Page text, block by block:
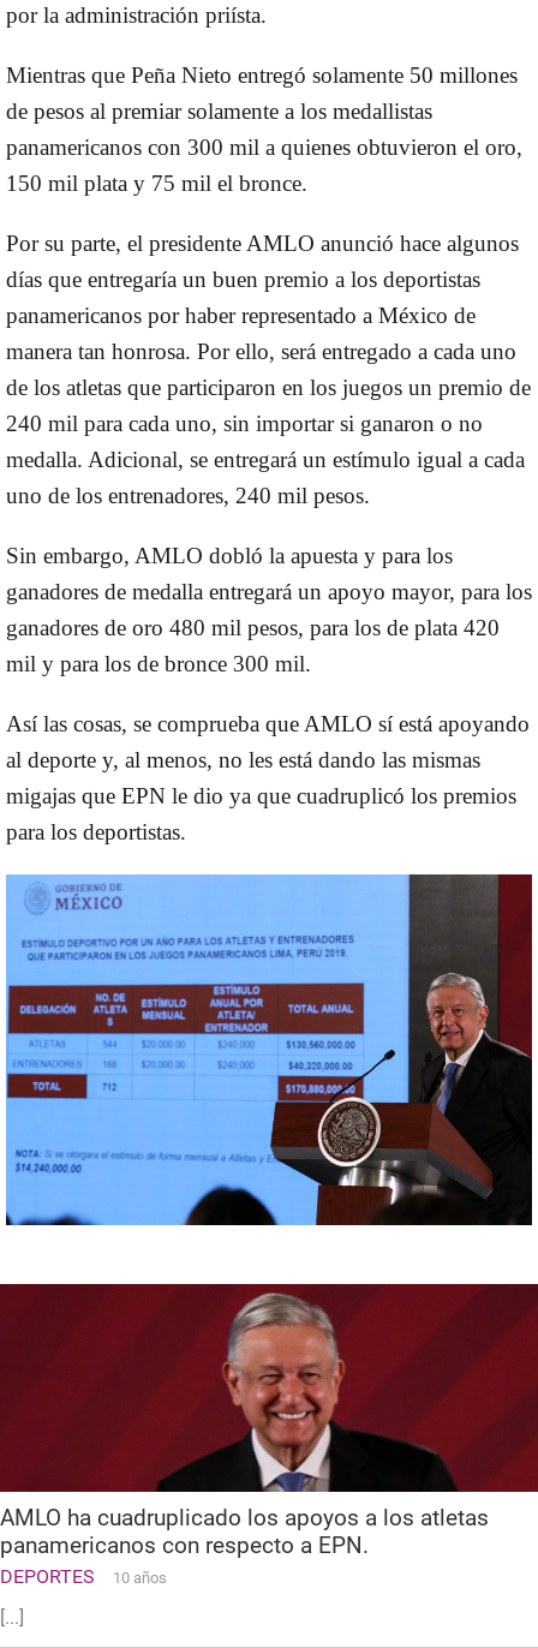
por la administración priísta.
Mientras que Peña Nieto entregó solamente 50 millones
de pesos al premiar solamente a los medallistas
panamericanos con 300 mil a quienes obtuvieron el oro,
150 mil plata y 75 mil el bronce.
Por su parte, el presidente AMLO anunció hace algunos
días que entregaría un buen premio a los deportistas
panamericanos por haber representado a México de
manera tan honrosa. Por ello, será entregado a cada uno
de los atletas que participaron en los juegos un premio de
240 mil para cada uno, sin importar si ganaron o no
medalla. Adicional, se entregará un estímulo igual a cada
uno de los entrenadores, 240 mil pesos.
Sin embargo, AMLO dobló la apuesta y para los
ganadores de medalla entregará un apoyo mayor, para los
ganadores de oro 480 mil pesos, para los de plata 420
mil y para los de bronce 300 mil.
Así las cosas, se comprueba que AMLO sí está apoyando
al deporte y, al menos, no les está dando las mismas
migajas que EPN le dio ya que cuadruplicó los premios
para los deportistas.
AMLO ha cuadruplicado los apoyos a los atletas
panamericanos con respecto a EPN.
DEPORTES 10 años
[...]